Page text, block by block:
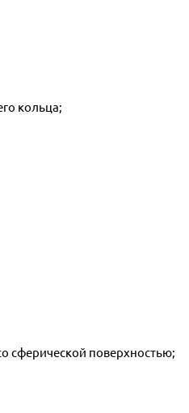
кольца;
сферической поверхностью;